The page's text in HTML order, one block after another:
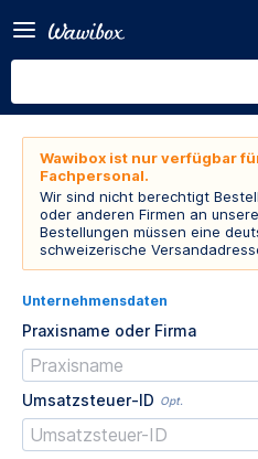
Wawibox ist nur verfügbar
Fachpersonal.
Wir sind nicht berechtigt
oder anderen Firmen an
Bestellungen müssen eine
schweizerische
Unternehmensdaten
Praxisname oder Firma
Umsatzsteuer-ID Opt.